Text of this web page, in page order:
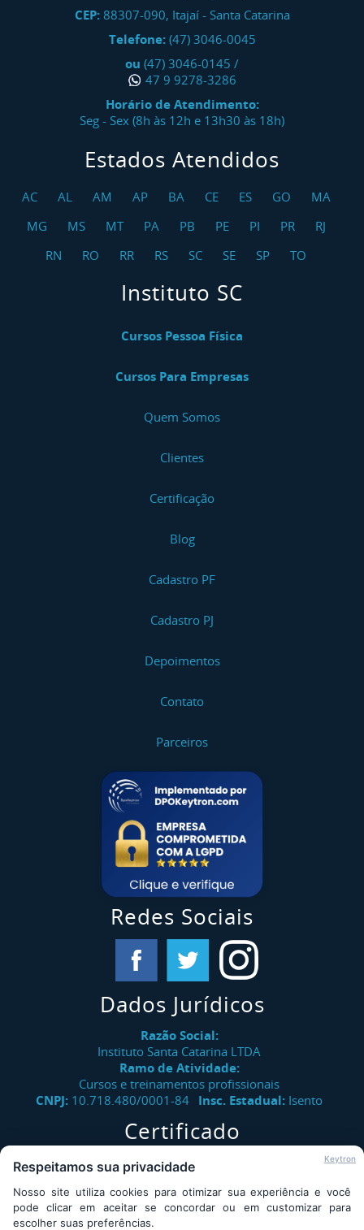
Curso NR 13 Operação De Caldeira - Reciclagem
Curso NR 13 Operação De Unidades De Processo
E Vasos De Pressão - Inicial
Curso NR 13 Operação De Unidades De Processo
E Vasos De Pressão - Reciclagem
Curso NR 17 Ergonomia
Curso NR 17 Ergonomia Teleatendimento /
Curso NR 17 Ergonomia Operadores De Checkout
Curso NR 18 Indústria Da Construção
Trabalho PEMT - Reciclagem
Curso NR 20 Iniciação
Curso NR 20 Específico
Curso Segurança Na Exposição Ocupacional Ao
Curso NR 34 Trabalho Na Indústria Da
Construção, Reparação E Desmonte Naval -
Curso NR 34 Trabalho Na Indústria Da
Construção, Reparação E Desmonte Naval -
Curso NR 34 Observador De Trabalhos A Quente
Curso NR 34 Trabalhos A Quente - Atividades
Com Solda, Maçarico E Máquinas Portáteis
Curso Direção Defensiva
Curso Primeiros Socorros
CEP: 88307-090, Itajaí- Santa Catarina
Telefone: (47) 3046-0045
ou (47) 3046-0145 /
47 9 9278-3286
Horário de Atendimento:
Seg - Sex (8h às 12h e 13h30 às 18h)
Estados Atendidos
AC AL AM AP BA CE ES GO
MA
MG
MS MT PA PB PE PI PR
RJ
RN
RO RR RS SC SE SP TO
Instituto SC
Cursos Pessoa Física
Cursos Para Empresas
Quem Somos
Clientes
Certificação
Blog
Cadastro PF
Cadastro PJ
Depoimentos
Contato
Parceiros
Redes Sociais
Dados Jurídicos
Razão Social:
Instituto Santa Catarina LTDA
Ramo de Atividade:
Cursos e treinamentos profissionais
CNPJ: 10.718.480/0001-84 Insc. Estadual: Isento
Certificado
Verifique a autenticidade de certificados emitidos pelo
Instituto Santa Catarina.
Consultar
Keytron
Respeitamos sua privacidade
Nosso site utiliza cookies para otimizar sua experiência e você
pode clicar em aceitar se concordar ou em customizar para
escolher suas preferências.